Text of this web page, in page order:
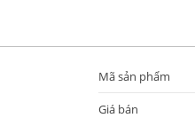
Mã sản phẩm
Giá bán